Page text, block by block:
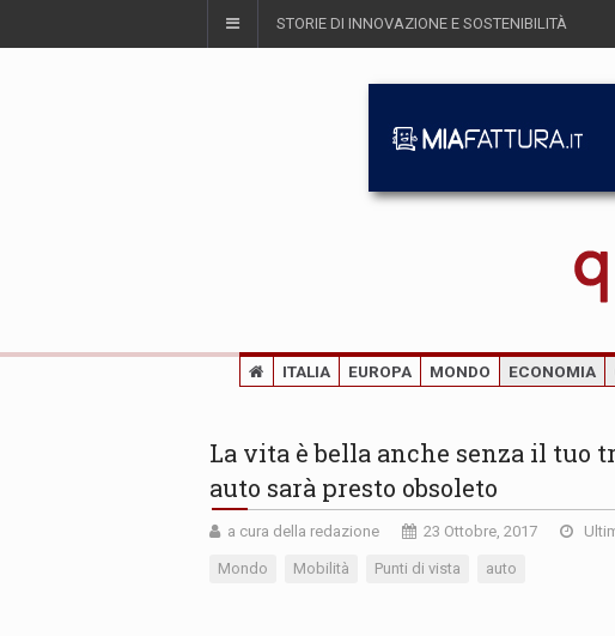
STORIE DI INNOVAZIONE E SOSTENIBILITÀ
ITALIA EUROPA MONDO ECONOMIA
La vita è bella anche senza il tuo
auto sarà presto obsoleto
a cura della redazione 23 Ottobre, 2017
Mondo Mobilità Punti di vista auto